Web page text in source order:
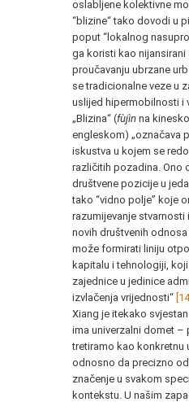
oslabljene kolektivne
“blizine“ tako dovodi u
poput “lokalnog
ga koristi kao nijansirani
proučavanju ubrzane
se tradicionalne veze u
uslijed hipermobilnosti i
„Blizina“ (fùjìn na
engleskom) „označava
iskustva u kojem se
različitih pozadina. Ono
društvene pozicije u
tako “vidno polje” koje
razumijevanje stvarnosti
novih društvenih odnosa
može formirati liniju
kapitalu i tehnologiji,
zajednice u jedinice
izvlačenja vrijednosti“
Xiang je itekako
ima univerzalni domet –
tretiramo kao konkretnu
odnosno da precizno
značenje u svakom
kontekstu. U našim